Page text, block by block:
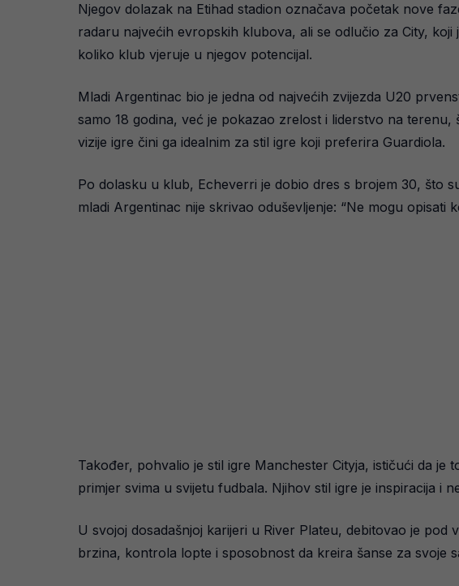
Njegov dolazak na Etihad stadion označava početak nove
radaru najvećih evropskih klubova, ali se odlučio za City,
koliko klub vjeruje u njegov potencijal.
Mladi Argentinac bio je jedna od najvećih zvijezda U20
samo 18 godina, već je pokazao zrelost i liderstvo na
vizije igre čini ga idealnim za stil igre koji preferira Guardiola.
Po dolasku u klub, Echeverri je dobio dres s brojem 30, što
mladi Argentinac nije skrivao oduševljenje: “Ne mogu opisati
Također, pohvalio je stil igre Manchester Cityja, ističući da je
primjer svima u svijetu fudbala. Njihov stil igre je inspiracija i
U svojoj dosadašnjoj karijeri u River Plateu, debitovao je
brzina, kontrola lopte i sposobnost da kreira šanse za svoje